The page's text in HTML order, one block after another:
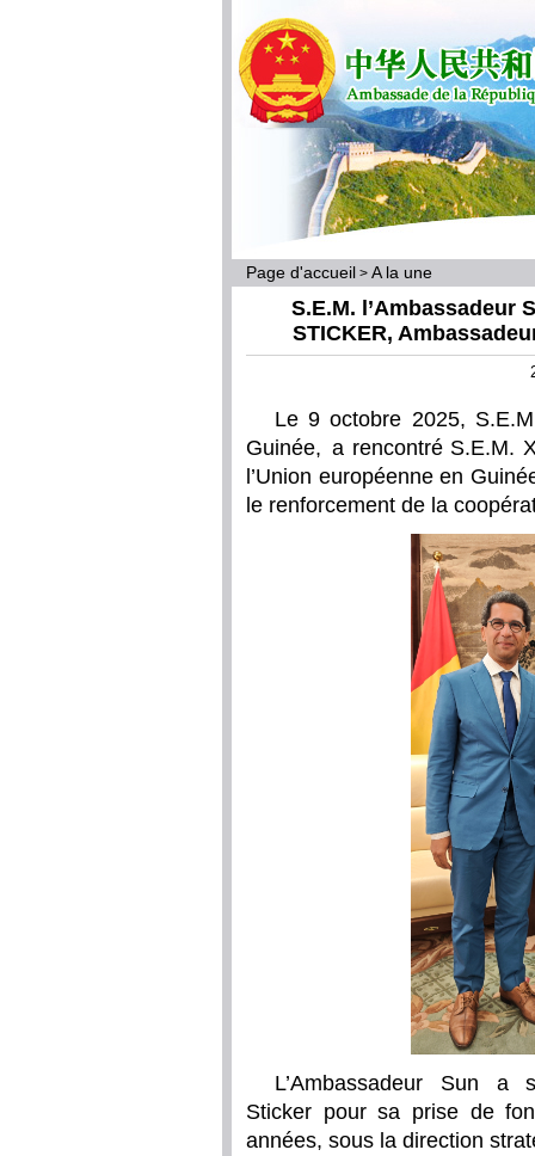
Page d'accueil > A la une
S.E.M. l’Ambassadeur
STICKER,
Le 9 octobre 2025,
Guinée, a rencontré S.E.M.
l’Union européenne en
le renforcement de la
L’Ambassadeur Sun a
Sticker pour sa prise de
années, sous la direction